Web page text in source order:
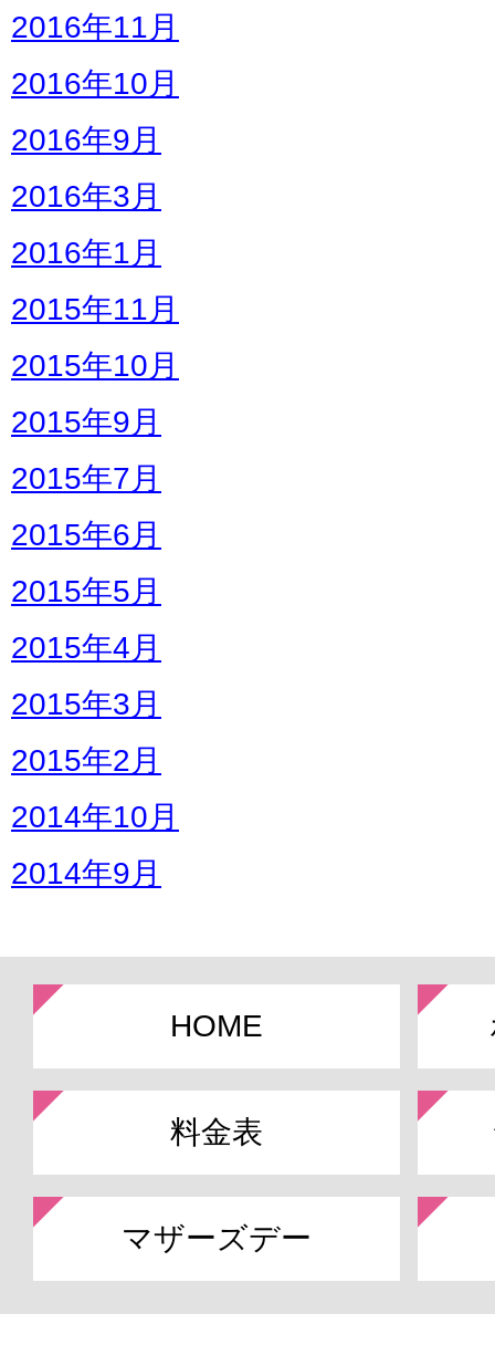
2016年11月
2016年10月
2016年9月
2016年3月
2016年1月
2015年11月
2015年10月
2015年9月
2015年7月
2015年6月
2015年5月
2015年4月
2015年3月
2015年2月
2014年10月
2014年9月
HOME
料金表
マザーズデー